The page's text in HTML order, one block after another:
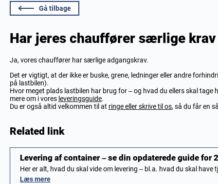
Gå tilbage
Har jeres chauffører særlige
Ja, vores chauffører har særlige adgangskrav.
Det er vigtigt, at der ikke er buske, grene, ledninger eller andre
på lastbilen).
Hvor meget plads lastbilen har brug for – og hvad du ellers skal
mere om i vores leveringsguide.
Du er også altid velkommen til at ringe eller skrive til os, så du får en
Related link
Levering af container – se din opdaterede guide for
Her er alt, hvad du skal vide om levering – bl.a. hvad du skal have
Læs mere